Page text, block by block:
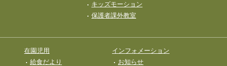
キッズモーション
保護者課外教室
在園児用
給食だより
インフォメーション
お知らせ